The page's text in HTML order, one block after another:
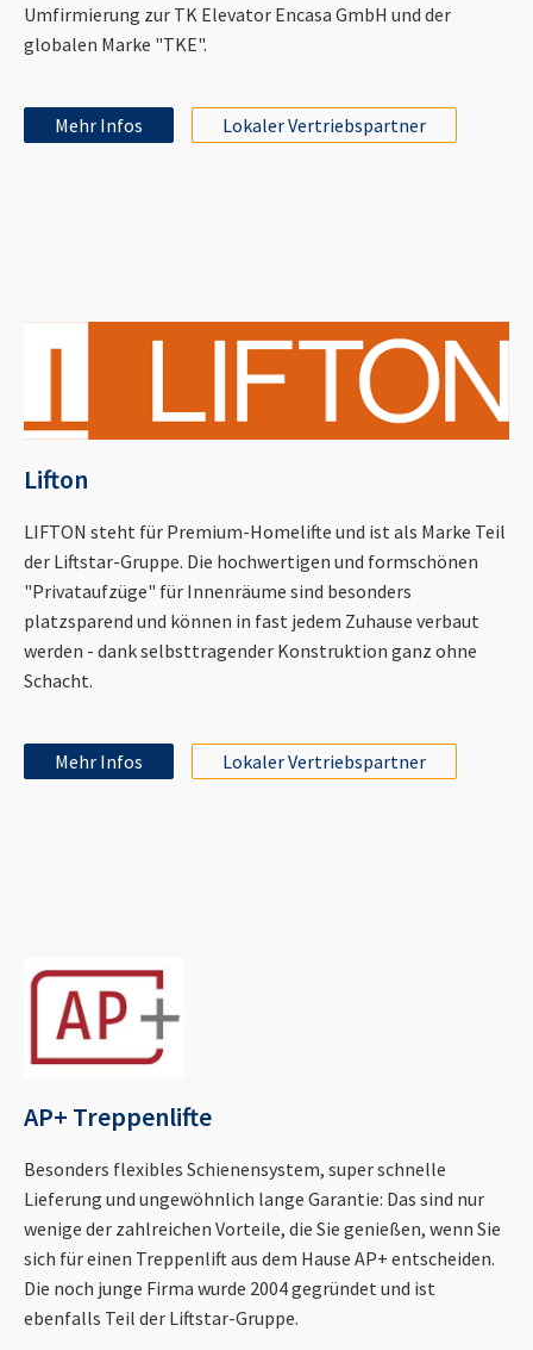
Umfirmierung zur TK Elevator Encasa GmbH und der
globalen Marke "TKE".
Mehr Infos Lokaler Vertriebspartner
Lifton
LIFTON steht für Premium-Homelifte und ist als Marke Teil
der Liftstar-Gruppe. Die hochwertigen und formschönen
"Privataufzüge" für Innenräume sind besonders
platzsparend und können in fast jedem Zuhause verbaut
werden - dank selbsttragender Konstruktion ganz ohne
Schacht.
Mehr Infos Lokaler Vertriebspartner
AP+ Treppenlifte
Besonders flexibles Schienensystem, super schnelle
Lieferung und ungewöhnlich lange Garantie: Das sind nur
wenige der zahlreichen Vorteile, die Sie genießen, wenn Sie
sich für einen Treppenlift aus dem Hause AP+ entscheiden.
Die noch junge Firma wurde 2004 gegründet und ist
ebenfalls Teil der Liftstar-Gruppe.